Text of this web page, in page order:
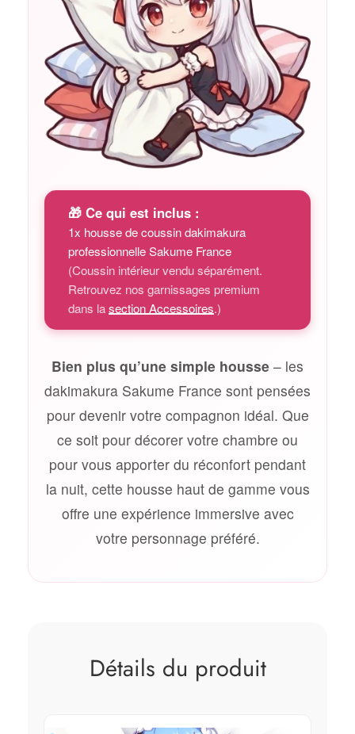
🎁 Ce qui est inclus :
1x housse de coussin dakimakura
professionnelle Sakume France
(Coussin intérieur vendu séparément.
Retrouvez nos garnissages premium
dans lasection Accessoires.)
Bien plus qu’une simple housse – les
dakimakura Sakume France sont pensées
pour devenir votre compagnon idéal. Que
ce soit pour décorer votre chambre ou
pour vous apporter du réconfort pendant
la nuit, cette housse haut de gamme vous
offre une expérience immersive avec
votre personnage préféré.
Détails du produit